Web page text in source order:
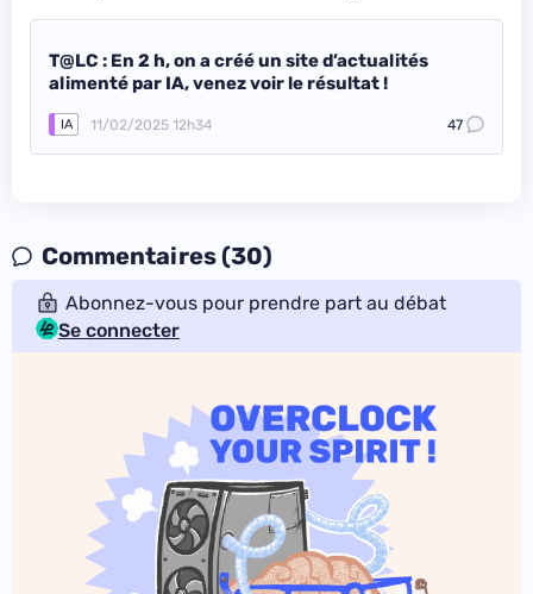
T@LC : En 2 h, on a créé un site d’actualités
alimenté par IA, venez voir le résultat !
IA 11/02/2025 12h34 47
Commentaires (30)
Abonnez-vous pour prendre part au débat
Se connecter